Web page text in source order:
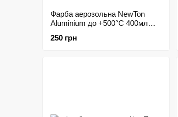
Фарба аерозольна NewTon
Aluminium до +500°С 400мл
250 грн